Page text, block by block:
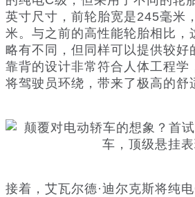
英寸尺寸，前轮胎宽是245毫米
米。与之前的高性能轮胎相比，
略有不同，但同样可以提供较好
靠背的设计非常符合人体工程学
将驾驶员环绕，带来了极高的舒
接着，艾瓦尔德·迪尔克斯将纯